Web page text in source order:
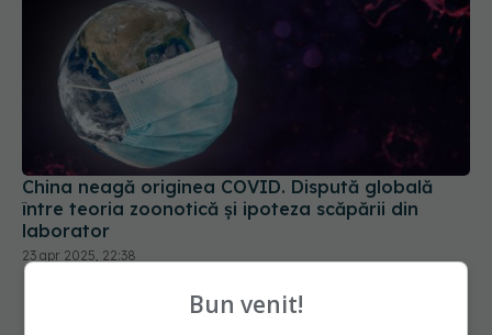
China neagă originea COVID. Dispută globală
între teoria zoonotică și ipoteza scăpării din
laborator
23 apr 2025, 22:38
Bun venit!